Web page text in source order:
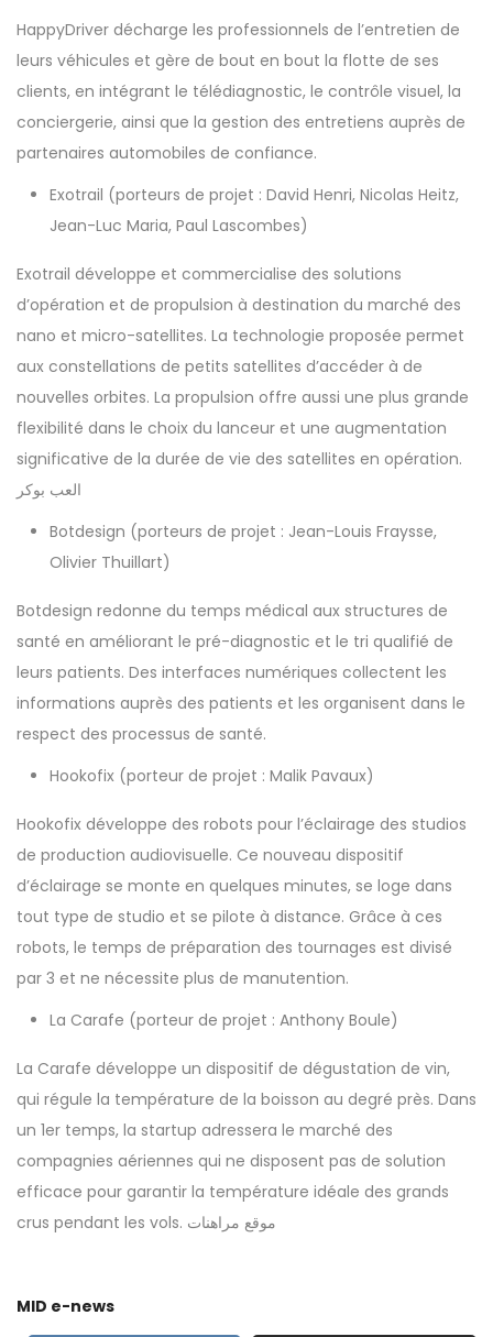
HappyDriver décharge les professionnels de l’entretien de
leurs véhicules et gère de bout en bout la flotte de ses
clients, en intégrant le télédiagnostic, le contrôle visuel, la
conciergerie, ainsi que la gestion des entretiens auprès de
partenaires automobiles de confiance.
Exotrail (porteurs de projet : David Henri, Nicolas Heitz,
Jean-Luc Maria, Paul Lascombes)
Exotrail développe et commercialise des solutions
d’opération et de propulsion à destination du marché des
nano et micro-satellites. La technologie proposée permet
aux constellations de petits satellites d’accéder à de
nouvelles orbites. La propulsion offre aussi une plus grande
flexibilité dans le choix du lanceur et une augmentation
significative de la durée de vie des satellites en opération.
العب بوكر
Botdesign (porteurs de projet : Jean-Louis Fraysse,
Olivier Thuillart)
Botdesign redonne du temps médical aux structures de
santé en améliorant le pré-diagnostic et le tri qualifié de
leurs patients. Des interfaces numériques collectent les
informations auprès des patients et les organisent dans le
respect des processus de santé.
Hookofix (porteur de projet : Malik Pavaux)
Hookofix développe des robots pour l’éclairage des studios
de production audiovisuelle. Ce nouveau dispositif
d’éclairage se monte en quelques minutes, se loge dans
tout type de studio et se pilote à distance. Grâce à ces
robots, le temps de préparation des tournages est divisé
par 3 et ne nécessite plus de manutention.
La Carafe (porteur de projet : Anthony Boule)
La Carafe développe un dispositif de dégustation de vin,
qui régule la température de la boisson au degré près. Dans
un 1er temps, la startup adressera le marché des
compagnies aériennes qui ne disposent pas de solution
efficace pour garantir la température idéale des grands
crus pendant les vols. موقع مراهنات
MID e-news